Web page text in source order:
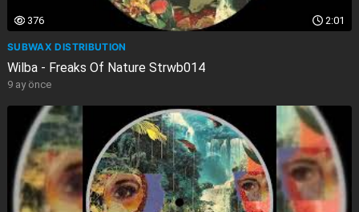
2:01
376
SUBWAX DISTRIBUTION
Wilba - Freaks Of Nature Strwb014
9 ay önce